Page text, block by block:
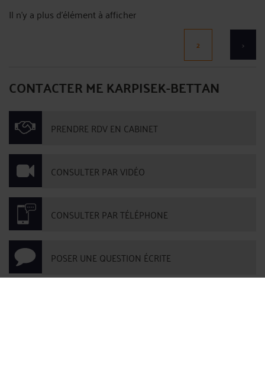
Il n'y a plus d'élément à afficher
2 >
CONTACTER ME KARPISEK-BETTAN
PRENDRE RDV EN CABINET
CONSULTER PAR VIDÉO
CONSULTER PAR TÉLÉPHONE
POSER UNE QUESTION ÉCRITE